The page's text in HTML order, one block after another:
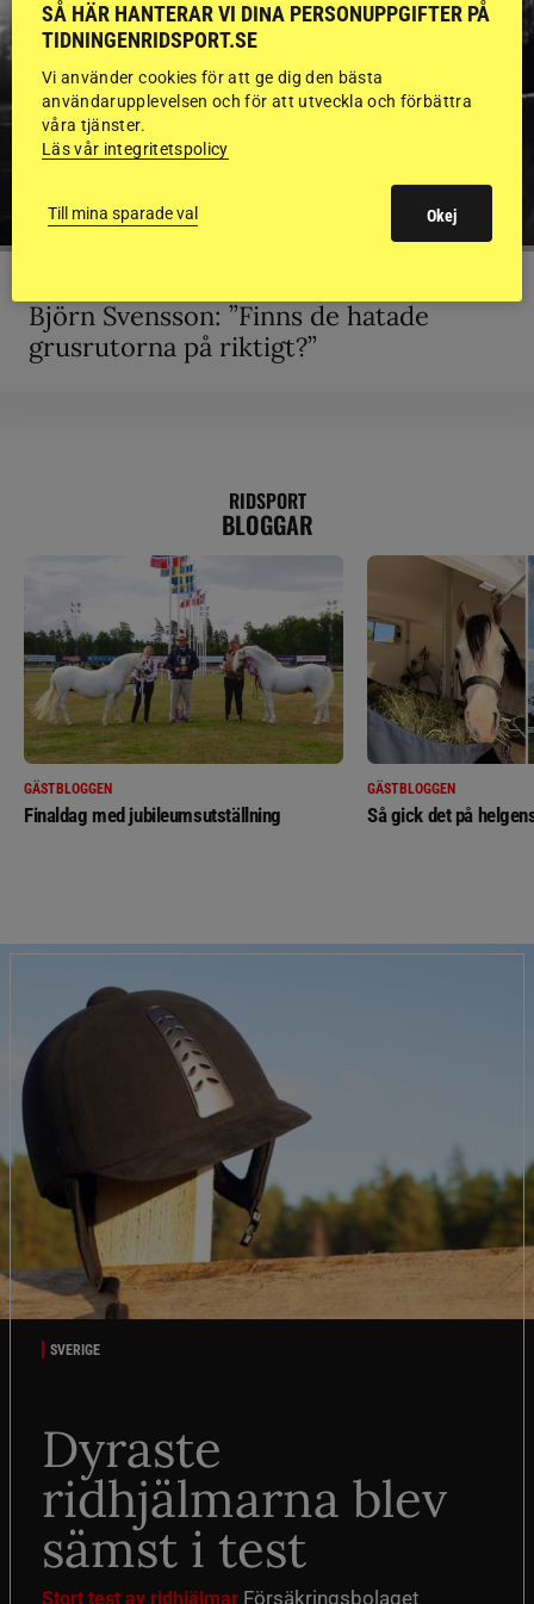
Björn Svensson: ”Finns de hatade
grusrutorna på riktigt?”
RIDSPORT
BLOGGAR
GÄSTBLOGGEN
Finaldag med jubileumsutställning
GÄSTBLOGGEN
Så gick det på
SVERIGE
Dyraste
ridhjälmarna blev
sämst i test
Stort test av ridhjälmar Försäkringsbolaget
SÅ HÄR HANTERAR VI DINA PERSONUPPGIFTER PÅ
TIDNINGENRIDSPORT.SE
Vi använder cookies för att ge dig den bästa
användarupplevelsen och för att utveckla och förbättra
våra tjänster.
Läs vår integritetspolicy
Till mina sparade val Okej